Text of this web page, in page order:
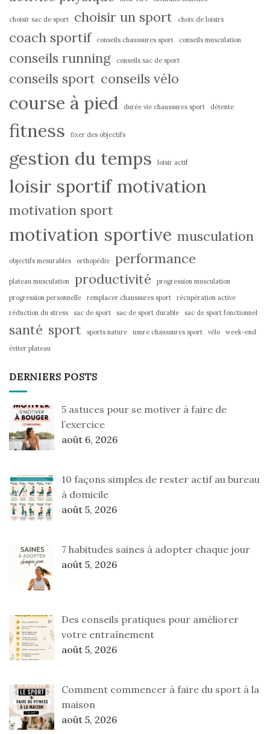
choisir sac de sport choisir un sport choix de loisirs
coach sportif conseils chaussures sport conseils musculation
conseils running conseils sac de sport
conseils sport conseils vélo
course à pied durée vie chaussures sport détente
fitness fixer des objectifs
gestion du temps loisir actif
loisir sportif motivation
motivation sport
motivation sportive musculation
objectifs mesurables orthopédie performance
plateau musculation productivité
progression musculation
progression personnelle
remplacer chaussures sport
récupération active
réduction du stress
sac de sport sac de sport durable sac de sport fonctionnel
santé sport sports nature usure chaussures sport vélo
week-end
éviter plateau
DERNIERS POSTS
5 astuces pour se motiver à faire de
l’exercice
août 6, 2026
10 façons simples de rester actif au bureau
à domicile
août 5, 2026
7 habitudes saines à adopter chaque jour
août 5, 2026
Des conseils pratiques pour améliorer
votre entraînement
août 5, 2026
Comment commencer à faire du sport à la
maison
août 5, 2026